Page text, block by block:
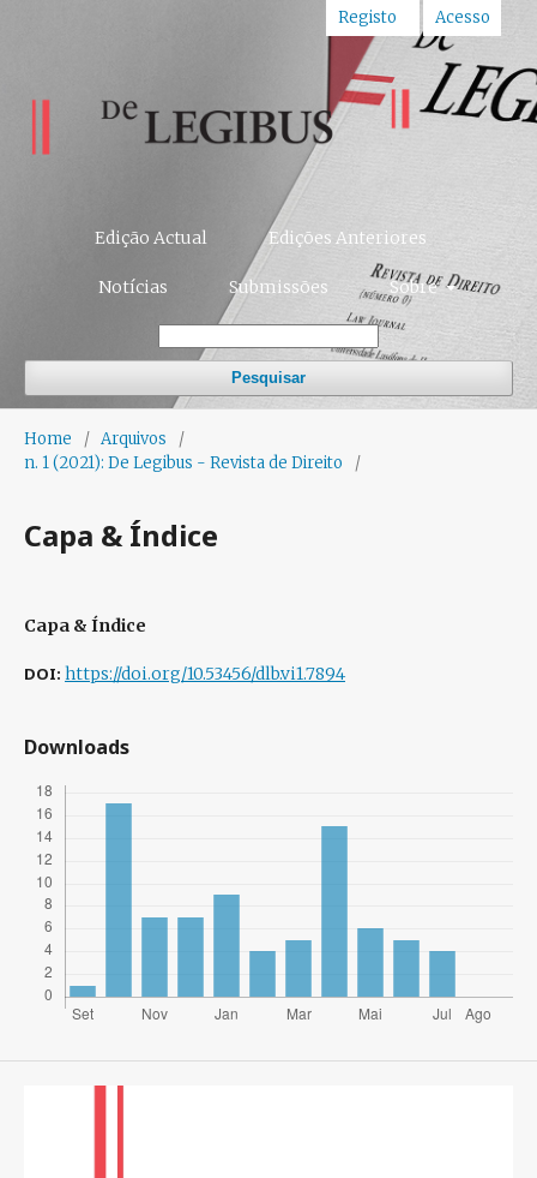
Edição Actual Edições Anteriores
Notícias Submissões Sobre
Pesquisar
Registo Acesso
Home / Arquivos
/
n. 1 (2021): De Legibus - Revista de Direito
/
Capa & Índice
Capa & Índice
DOI: https://doi.org/10.53456/dlb.vi1.7894
Downloads